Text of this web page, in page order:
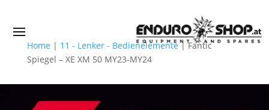
Home | 11 - Lenker - Bedienelemente |Fantic
Spiegel – XE XM 50 MY23-MY24